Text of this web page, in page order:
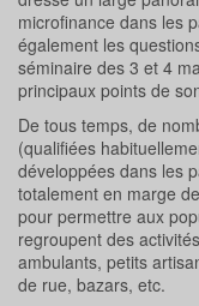
microfinance dans les
également les
séminaire des 3 et 4
principaux points de
De tous temps, de
(qualifiées
développées dans les
totalement en marge
pour permettre aux
regroupent des
ambulants, petits
de rue, bazars, etc.